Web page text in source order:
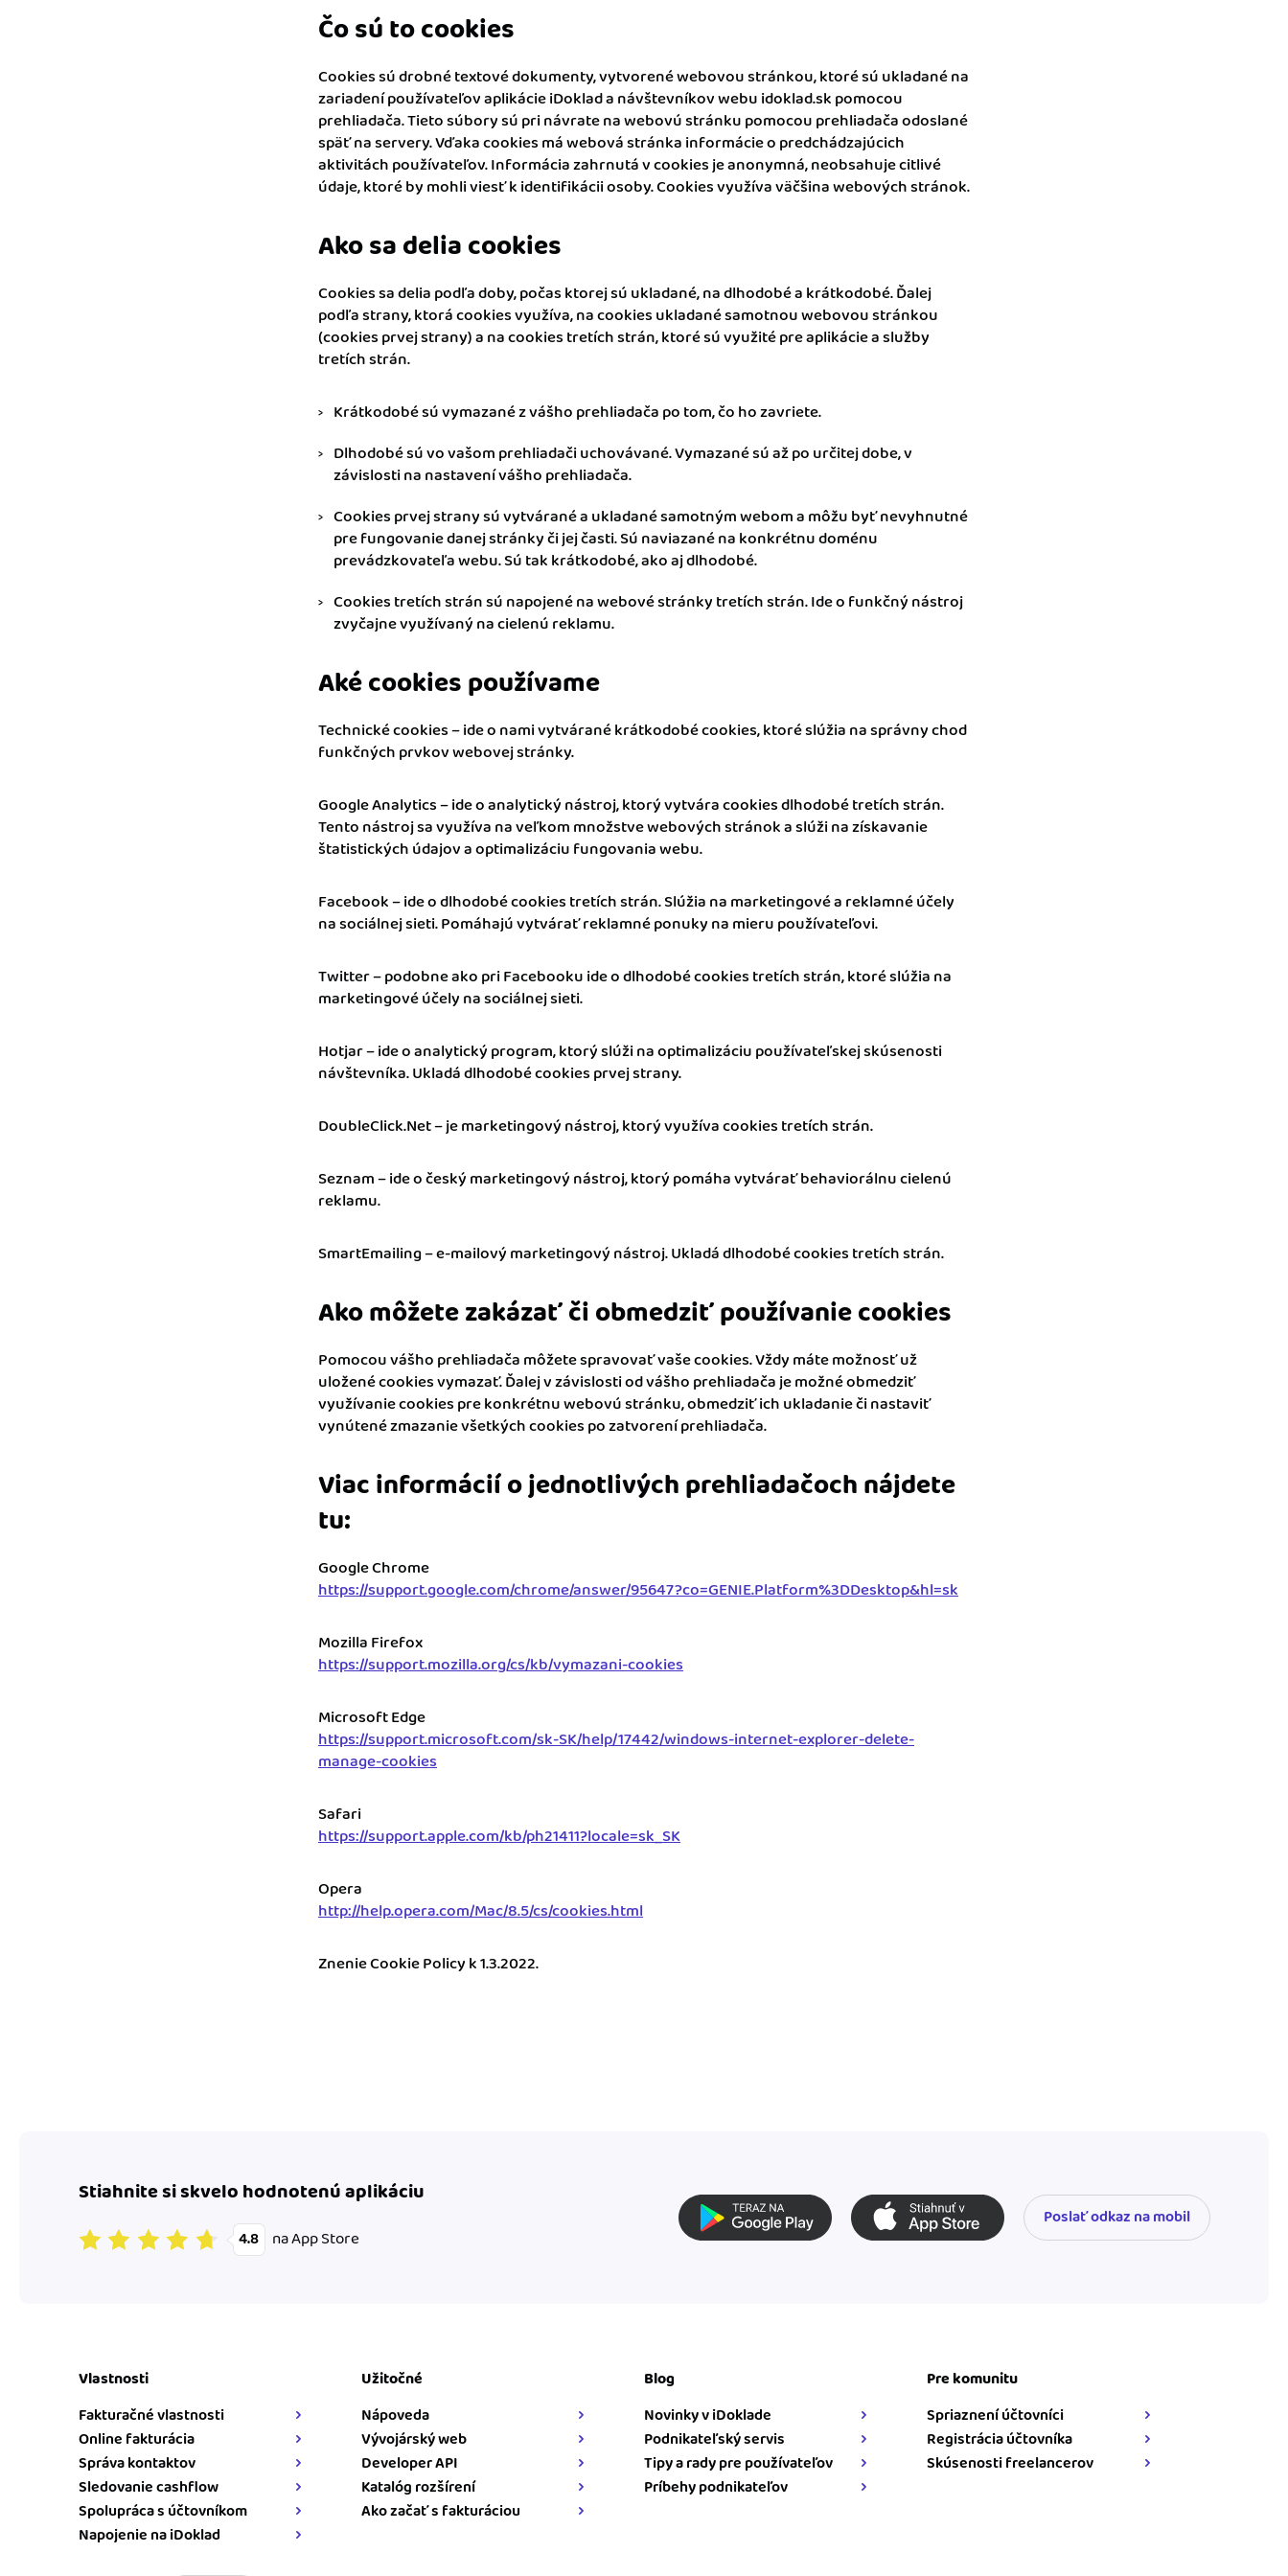
Nechajte iDoklad pracovať za vás. Vďaka
prepojeniu s e-shopom, bankou, CRM a
ďalšími aplikáciami.
Čo sú to cookies
Cookies sú drobné textové dokumenty, vytvorené webovou stránkou, ktoré sú ukladané na
zariadení používateľov aplikácie iDoklad a návštevníkov webu idoklad.sk pomocou
prehliadača. Tieto súbory sú pri návrate na webovú stránku pomocou prehliadača odoslané
späť na servery. Vďaka cookies má webová stránka informácie o predchádzajúcich
aktivitách používateľov. Informácia zahrnutá v cookies je anonymná, neobsahuje citlivé
údaje, ktoré by mohli viesť k identifikácii osoby. Cookies využíva väčšina webových stránok.
Ako sa delia cookies
Cookies sa delia podľa doby, počas ktorej sú ukladané, na dlhodobé a krátkodobé. Ďalej
podľa strany, ktorá cookies využíva, na cookies ukladané samotnou webovou stránkou
(cookies prvej strany) a na cookies tretích strán, ktoré sú využité pre aplikácie a služby
tretích strán.
Krátkodobé sú vymazané z vášho prehliadača po tom, čo ho zavriete.
Dlhodobé sú vo vašom prehliadači uchovávané. Vymazané sú až po určitej dobe, v
závislosti na nastavení vášho prehliadača.
Cookies prvej strany sú vytvárané a ukladané samotným webom a môžu byť nevyhnutné
pre fungovanie danej stránky či jej časti. Sú naviazané na konkrétnu doménu
prevádzkovateľa webu. Sú tak krátkodobé, ako aj dlhodobé.
Cookies tretích strán sú napojené na webové stránky tretích strán. Ide o funkčný nástroj
zvyčajne využívaný na cielenú reklamu.
Aké cookies používame
Technické cookies – ide o nami vytvárané krátkodobé cookies, ktoré slúžia na správny chod
funkčných prvkov webovej stránky.
Google Analytics – ide o analytický nástroj, ktorý vytvára cookies dlhodobé tretích strán.
Tento nástroj sa využíva na veľkom množstve webových stránok a slúži na získavanie
štatistických údajov a optimalizáciu fungovania webu.
Facebook – ide o dlhodobé cookies tretích strán. Slúžia na marketingové a reklamné účely
na sociálnej sieti. Pomáhajú vytvárať reklamné ponuky na mieru používateľovi.
Twitter – podobne ako pri Facebooku ide o dlhodobé cookies tretích strán, ktoré slúžia na
marketingové účely na sociálnej sieti.
Hotjar – ide o analytický program, ktorý slúži na optimalizáciu používateľskej skúsenosti
návštevníka. Ukladá dlhodobé cookies prvej strany.
DoubleClick.Net – je marketingový nástroj, ktorý využíva cookies tretích strán.
Seznam – ide o český marketingový nástroj, ktorý pomáha vytvárať behaviorálnu cielenú
reklamu.
SmartEmailing – e-mailový marketingový nástroj. Ukladá dlhodobé cookies tretích strán.
Ako môžete zakázať či obmedziť používanie cookies
Pomocou vášho prehliadača môžete spravovať vaše cookies. Vždy máte možnosť už
uložené cookies vymazať. Ďalej v závislosti od vášho prehliadača je možné obmedziť
využívanie cookies pre konkrétnu webovú stránku, obmedziť ich ukladanie či nastaviť
vynútené zmazanie všetkých cookies po zatvorení prehliadača.
Viac informácií o jednotlivých prehliadačoch nájdete
tu:
Google Chrome
https://support.google.com/chrome/answer/95647?co=GENIE.Platform%3DDesktop&hl=sk
Mozilla Firefox
https://support.mozilla.org/cs/kb/vymazani-cookies
Microsoft Edge
https://support.microsoft.com/sk-SK/help/17442/windows-internet-explorer-delete-
manage-cookies
Safari
https://support.apple.com/kb/ph21411?locale=sk_SK
Opera
http://help.opera.com/Mac/8.5/cs/cookies.html
Znenie Cookie Policy k 1.3.2022.
Stiahnite si skvelo hodnotenú aplikáciu
4.8 na App Store
Poslať odkaz na mobil
Vlastnosti
Fakturačné vlastnosti
Online fakturácia
Správa kontaktov
Sledovanie cashflow
Spolupráca s účtovníkom
Napojenie na iDoklad
Užitočné
Nápoveda
Vývojárský web
Developer API
Katalóg rozšírení
Ako začať s fakturáciou
Blog
Novinky v iDoklade
Podnikateľský servis
Tipy a rady pre používateľov
Príbehy podnikateľov
Pre komunitu
Spriaznení účtovníci
Registrácia účtovníka
Skúsenosti freelancerov